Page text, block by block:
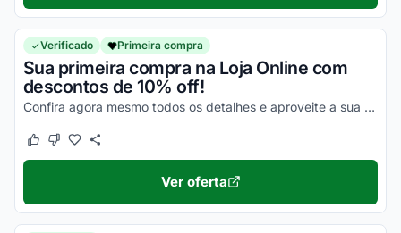
Verificado Primeira compra
Sua primeira compra na Loja Online com
descontos de 10% off!
Confira agora mesmo todos os detalhes e aproveite a sua máxima economia!
Este cupom funcionou
Este cupom não funcionou
Ver oferta